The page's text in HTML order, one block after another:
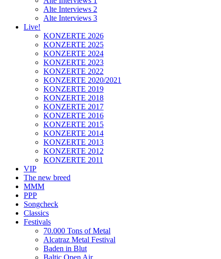
Alte Interviews 2
Alte Interviews 3
Live!
KONZERTE 2026
KONZERTE 2025
KONZERTE 2024
KONZERTE 2023
KONZERTE 2022
KONZERTE 2020/2021
KONZERTE 2019
KONZERTE 2018
KONZERTE 2017
KONZERTE 2016
KONZERTE 2015
KONZERTE 2014
KONZERTE 2013
KONZERTE 2012
KONZERTE 2011
VIP
The new breed
MMM
PPP
Songcheck
Classics
Festivals
70.000 Tons of Metal
Alcatraz Metal Festival
Baden in Blut
Baltic Open Air